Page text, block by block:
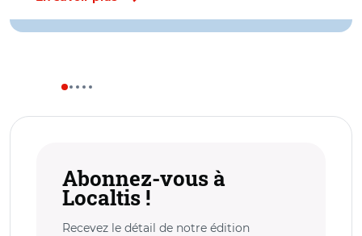
Abonnez-vous à
Localtis !
Recevez le détail de notre édition